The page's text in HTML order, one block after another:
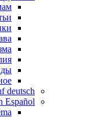
deutsch
Español